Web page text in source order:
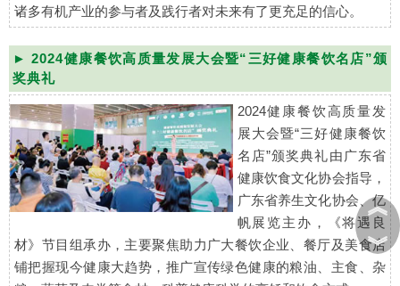
诸多有机产业的参与者及践行者对未来有了更充足的信心。
► 2024健康餐饮高质量发展大会暨“三好健康餐饮名店”颁
奖典礼
2024健康餐饮高质量发
展大会暨“三好健康餐饮
名店”颁奖典礼由广东省
健康饮食文化协会指导，
广东省养生文化协会、亿
帆展览主办，《将遇良
材》节目组承办，主要聚焦助力广大餐饮企业、餐厅及美食店
铺把握现今健康大趋势，推广宣传绿色健康的粮油、主食、杂
︽
︾